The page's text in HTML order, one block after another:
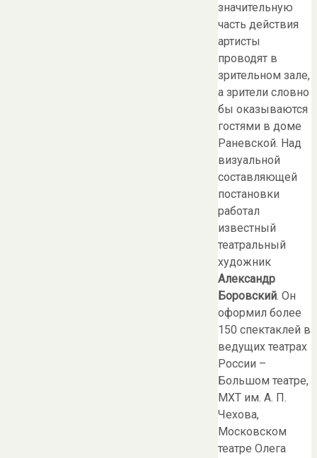
значительную
часть действия
артисты
проводят в
зрительном зале,
а зрители словно
бы оказываются
гостями в доме
Раневской. Над
визуальной
составляющей
постановки
работал
известный
театральный
художник
Александр
Боровский. Он
оформил более
150 спектаклей в
ведущих театрах
России –
Большом театре,
МХТ им. А. П.
Чехова,
Московском
театре Олега